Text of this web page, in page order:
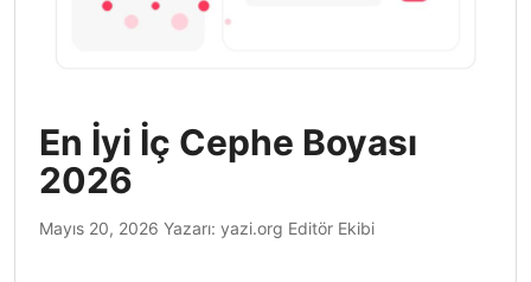
En İyi İç Cephe Boyası
2026
Mayıs 20, 2026 Yazarı: yazi.org Editör Ekibi